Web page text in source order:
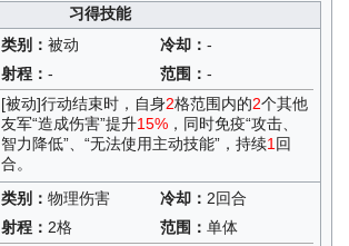
习得技能
类别：被动 冷却： -
射程：- 范围： -
[被动]行动结束时，自身2格范围内的2个其他
友军“造成伤害”提升15% ，同时免疫“攻击、
智力降低”、“无法使用主动技能”，持续1 回
合。
类别：物理伤害 冷却： 2回合
射程： 2格 范围： 单体